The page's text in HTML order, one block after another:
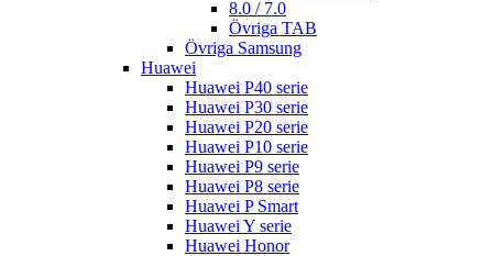
8.0 / 7.0
Övriga TAB
Övriga Samsung
Huawei
Huawei P40 serie
Huawei P30 serie
Huawei P20 serie
Huawei P10 serie
Huawei P9 serie
Huawei P8 serie
Huawei P Smart
Huawei Y serie
Huawei Honor